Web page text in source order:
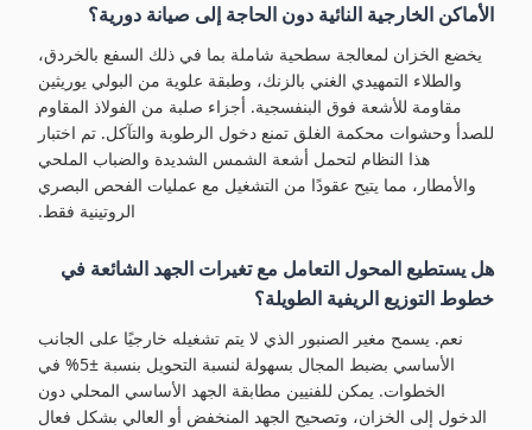
الأماكن الخارجية النائية دون الحاجة إلى صيانة دورية؟
يخضع الخزان لمعالجة سطحية شاملة بما في ذلك السفع بالخردق،
والطلاء التمهيدي الغني بالزنك، وطبقة علوية من البولي يوريثين
مقاومة للأشعة فوق البنفسجية. أجزاء صلبة من الفولاذ المقاوم
للصدأ وحشوات محكمة الغلق تمنع دخول الرطوبة والتآكل. تم اختبار
هذا النظام لتحمل أشعة الشمس الشديدة والضباب الملحي
والأمطار، مما يتيح عقودًا من التشغيل مع عمليات الفحص البصري
الروتينية فقط.
هل يستطيع المحول التعامل مع تغيرات الجهد الشائعة في
خطوط التوزيع الريفية الطويلة؟
نعم. يسمح مغير الصنبور الذي لا يتم تشغيله خارجيًا على الجانب
الأساسي بضبط المجال بسهولة لنسبة التحويل بنسبة ±5% في
الخطوات. يمكن للفنيين مطابقة الجهد الأساسي المحلي دون
الدخول إلى الخزان، وتصحيح الجهد المنخفض أو العالي بشكل فعال